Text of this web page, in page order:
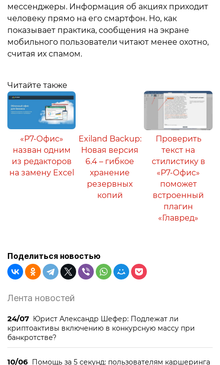
мессенджеры. Информация об акциях приходит
человеку прямо на его смартфон. Но, как
показывает практика, сообщения на экране
мобильного пользователи читают менее охотно,
считая их спамом.
Читайте также
«Р7-Офис»
назван одним
из редакторов
на замену Excel
Exiland Backup:
Новая версия
6.4 – гибкое
хранение
резервных
копий
Проверить
текст на
стилистику в
«Р7-Офис»
поможет
встроенный
плагин
«Главред»
Поделиться новостью
Лента новостей
24/07 Юрист Александр Шефер: Подлежат ли
криптоактивы включению в конкурсную массу при
банкротстве?
10/06 Помощь за 5 секунд: пользователям каршеринга